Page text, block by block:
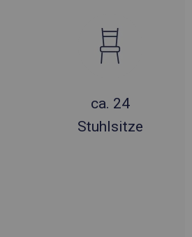
ca. 24
Stuhlsitze